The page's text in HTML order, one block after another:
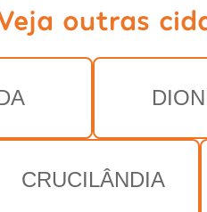
outras
CRUCILÂNDIA